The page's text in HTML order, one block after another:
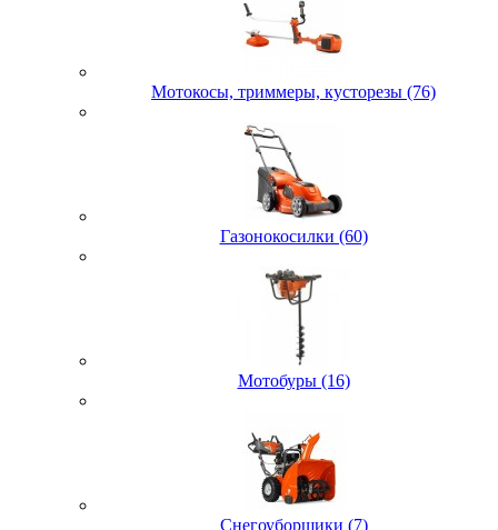
Мотокосы, триммеры, кусторезы (76)
Газонокосилки (60)
Мотобуры (16)
Снегоуборщики (7)